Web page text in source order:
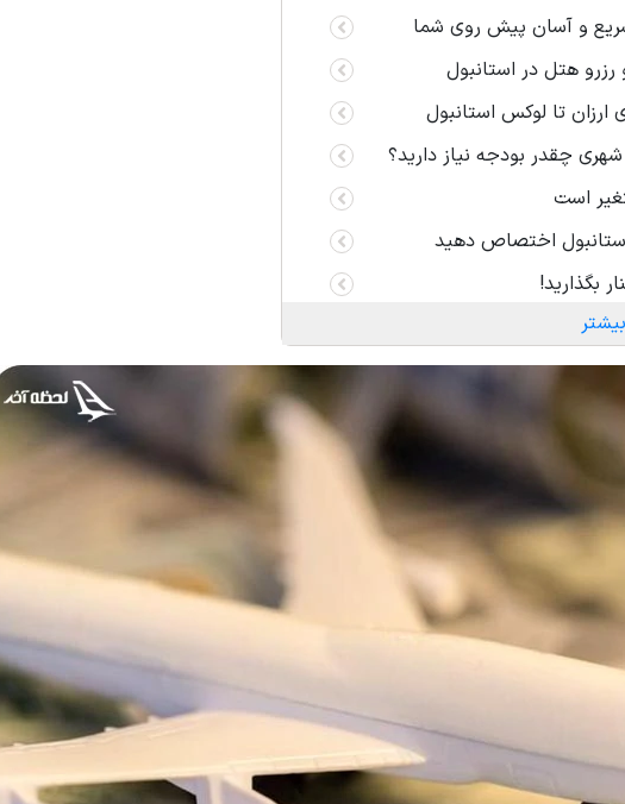
سریع و آسان پیش روی شما
تا لوکس استانبول
چقدر بودجه نیاز دارید؟
است
اختصاص دهید
بگذارید!